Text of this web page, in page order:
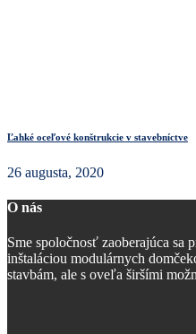
Ľahké oceľové konštrukcie v stavebníctve
26 augusta, 2020
O nás
Sme spoločnosť zaoberajúca sa
inštaláciou modulárnych
stavbám, ale s oveľa širšími